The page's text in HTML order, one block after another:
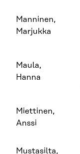
Manninen,
Marjukka
Maula,
Hanna
Miettinen,
Anssi
Mustasilta,